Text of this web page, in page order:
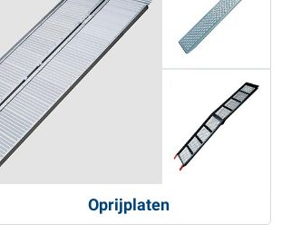
Oprijplaten